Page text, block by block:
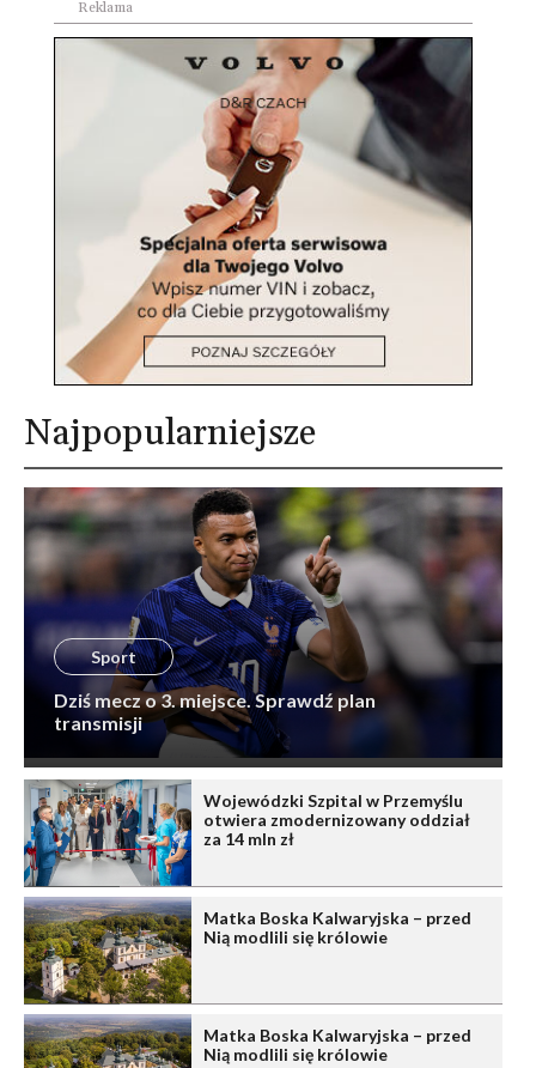
Reklama
Najpopularniejsze
Sport
Dziś mecz o 3. miejsce. Sprawdź plan
transmisji
Wojewódzki Szpital w Przemyślu
otwiera zmodernizowany oddział
za 14 mln zł
Matka Boska Kalwaryjska – przed
Nią modlili się królowie
Matka Boska Kalwaryjska – przed
Nią modlili się królowie